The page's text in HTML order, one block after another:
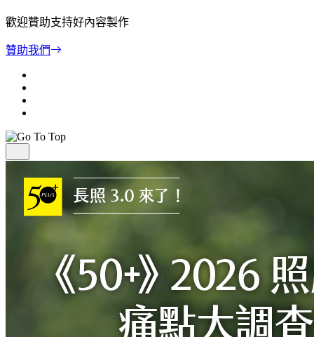
歡迎贊助支持好內容製作
贊助我們